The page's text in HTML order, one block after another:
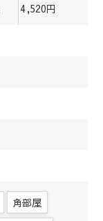
4,520円
角部屋